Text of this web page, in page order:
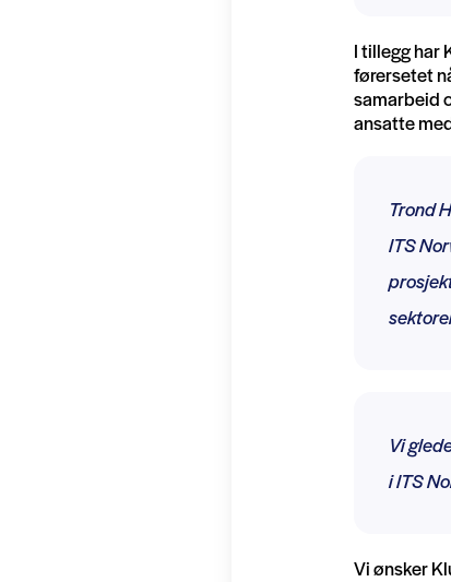
I tillegg har
førersetet
samarbeid
ansatte
Trond
ITS
Vi
i ITS
Vi ønsker